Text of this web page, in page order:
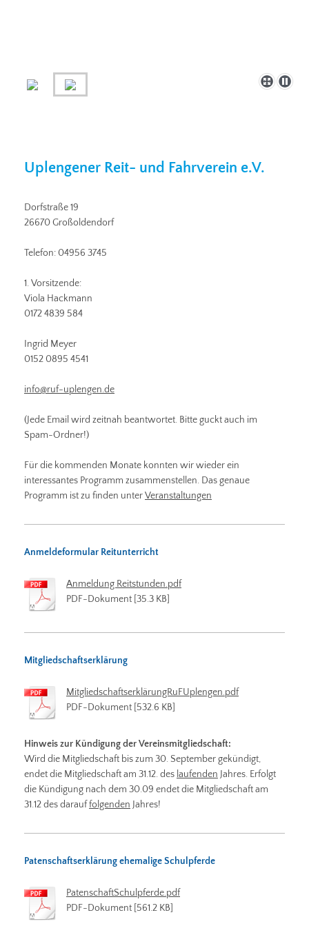
Uplengener Reit- und Fahrverein e.V.
Dorfstraße 19
26670 Großoldendorf
Telefon: 04956 3745
1. Vorsitzende:
Viola Hackmann
0172 4839 584
Ingrid Meyer
0152 0895 4541
info@ruf-uplengen.de
(Jede Email wird zeitnah beantwortet. Bitte guckt auch im
Spam-Ordner!)
Für die kommenden Monate konnten wir wieder ein
interessantes Programm zusammenstellen. Das genaue
Programm ist zu finden unterVeranstaltungen
Anmeldeformular Reitunterricht
Anmeldung Reitstunden.pdf
PDF-Dokument [35.3 KB]
Mitgliedschaftserklärung
MitgliedschaftserklärungRuFUplengen.pdf
PDF-Dokument [532.6 KB]
Hinweis zur Kündigung der Vereinsmitgliedschaft:
Wird die Mitgliedschaft bis zum 30. September gekündigt,
endet die Mitgliedschaft am 31.12. des laufenden Jahres. Erfolgt
die Kündigung nach dem 30.09 endet die Mitgliedschaft am
31.12 des darauffolgenden Jahres!
Patenschaftserklärung ehemalige Schulpferde
PatenschaftSchulpferde.pdf
PDF-Dokument [561.2 KB]